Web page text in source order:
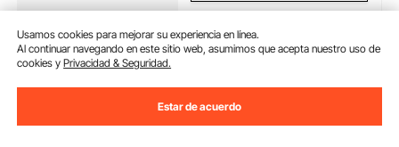
Anterior
Usamos cookies para mejorar su experiencia en línea.
Al continuar navegando en este sitio web, asumimos que acepta nuestro uso de
cookies yPrivacidad & Seguridad.
Estar de acuerdo